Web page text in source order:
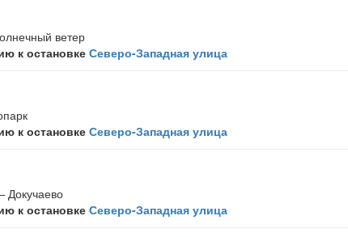
ветер
к остановке Северо-Западная улица
к остановке Северо-Западная улица
к остановке Северо-Западная улица